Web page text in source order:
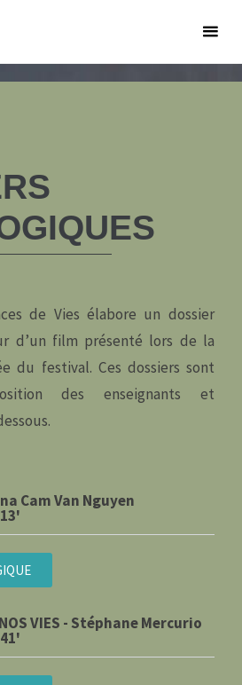
de Vies élabore un dossier
d’un film présenté lors de la
du festival. Ces dossiers sont
des enseignants et
Cam Van Nguyen
NOS VIES - Stéphane Mercurio